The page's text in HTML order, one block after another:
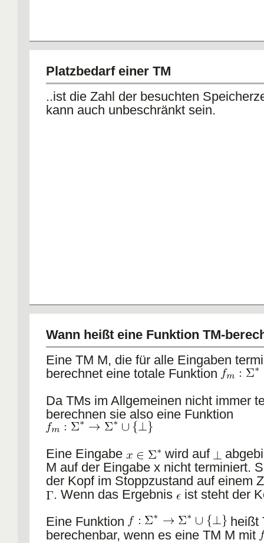
Platzbedarf einer TM
..ist die Zahl der besuchten
kann auch unbeschränkt sein.
Wann heißt eine Funktion TM-
Eine TM M, die für alle Eingaben
berechnet eine totale Funktion
Da TMs im Allgemeinen nicht immer
berechnen sie also eine Funktion
Eine Eingabe wird auf
M auf der Eingabe x nicht terminiert.
der Kopf im Stoppzustand auf einem
. Wenn das Ergebnis
ist steht der
Eine Funktion
heißt
berechenbar, wenn es eine TM M mit